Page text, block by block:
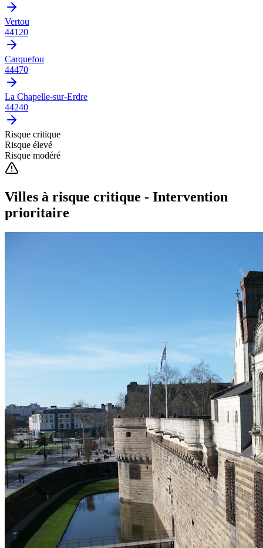
Vertou
44120
Carquefou
44470
La Chapelle-sur-Erdre
44240
Risque critique
Risque élevé
Risque modéré
Villes à risque critique - Intervention
prioritaire